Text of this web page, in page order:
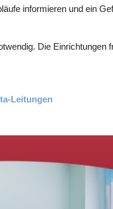
informieren und ein
Die Einrichtungen
Leitungen